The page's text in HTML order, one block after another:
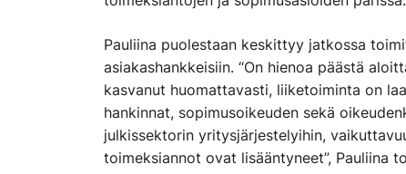
Pauliina puolestaan keskittyy jatkossa
asiakashankkeisiin. “On hienoa päästä
kasvanut huomattavasti, liiketoiminta on
hankinnat, sopimusoikeuden sekä
julkissektorin yritysjärjestelyihin,
toimeksiannot ovat lisääntyneet”, Pauliina